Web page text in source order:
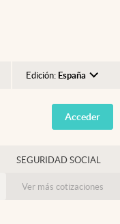
Edición: España
Argentina
España
USA
Colombia
Acceder
SEGURIDAD SOCIAL
Ver más cotizaciones